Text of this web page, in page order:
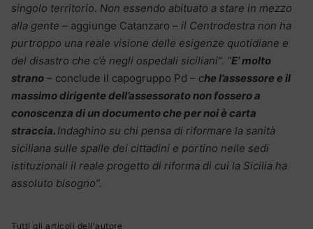
singolo territorio. Non essendo abituato a stare in mezzo
alla gente – aggiunge Catanzaro – il Centrodestra non ha
purtroppo una reale visione delle esigenze quotidiane e
del disastro che c’è negli ospedali siciliani”. “E’ molto
strano – conclude il capogruppo Pd – che l’assessore e il
massimo dirigente dell’assessorato non fossero a
conoscenza di un documento che per noi è carta
straccia. Indaghino su chi pensa di riformare la sanità
siciliana sulle spalle dei cittadini e portino nelle sedi
istituzionali il reale progetto di riforma di cui la Sicilia ha
assoluto bisogno”.
Tutti gli articoli dell'autore